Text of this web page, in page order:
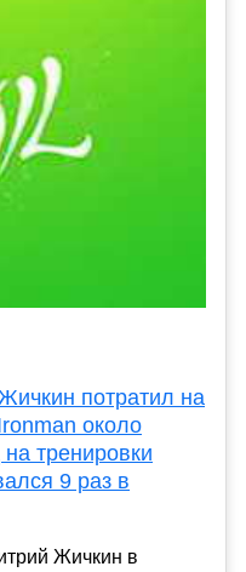
потратил на
около
тренировки
9 раз в
Жичкин в